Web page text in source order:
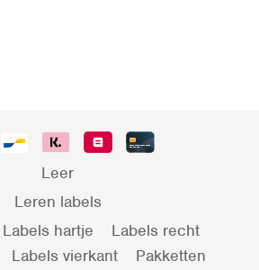
Leer
Leren labels
Labels hartje
Labels recht
Labels vierkant
Pakketten